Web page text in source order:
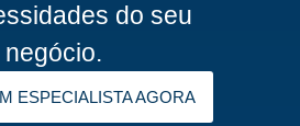
do seu
negócio.
ESPECIALISTA AGORA